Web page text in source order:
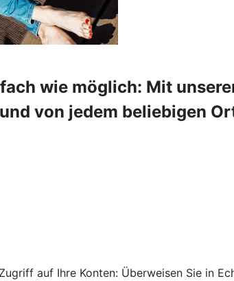
wie möglich: Mit
von jedem beliebigen
auf Ihre Konten: Überweisen Sie in